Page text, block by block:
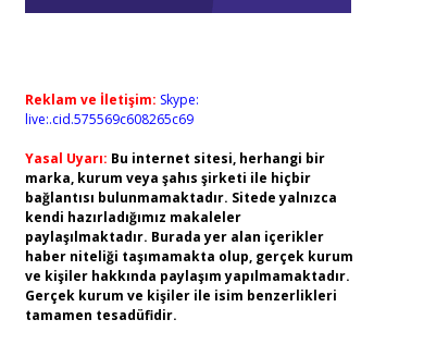
Reklam ve İletişim: Skype:
live:.cid.575569c608265c69
Yasal Uyarı: Bu internet sitesi, herhangi bir
marka, kurum veya şahıs şirketi ile hiçbir
bağlantısı bulunmamaktadır. Sitede yalnızca
kendi hazırladığımız makaleler
paylaşılmaktadır. Burada yer alan içerikler
haber niteliği taşımamakta olup, gerçek kurum
ve kişiler hakkında paylaşım yapılmamaktadır.
Gerçek kurum ve kişiler ile isim benzerlikleri
tamamen tesadüfidir.